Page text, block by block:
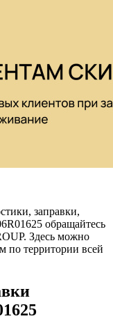
заправки,
обращайтесь
Здесь можно
по территории всей